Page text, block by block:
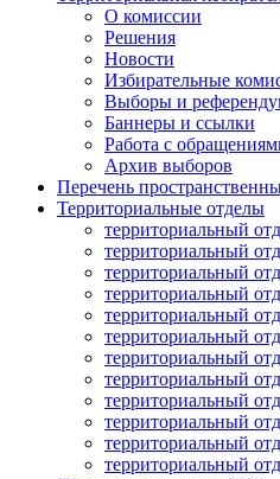
О комиссии
Решения
Новости
Избирательные
Выборы и
Баннеры и ссылки
Работа с
Архив выборов
Перечень
Территориальные отделы
территориальный
территориальный
территориальный
территориальный
территориальный
территориальный
территориальный
территориальный
территориальный
территориальный
территориальный
территориальный